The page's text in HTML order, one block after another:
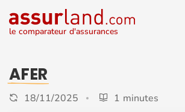
le comparateur d'assurances
AFER
18/11/2025 1 minutes